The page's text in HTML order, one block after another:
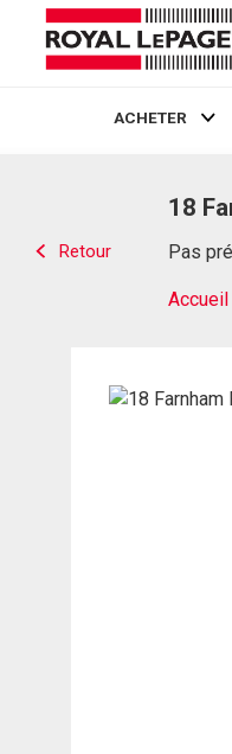
ACHETER
Retour
18
Pas
Accueil